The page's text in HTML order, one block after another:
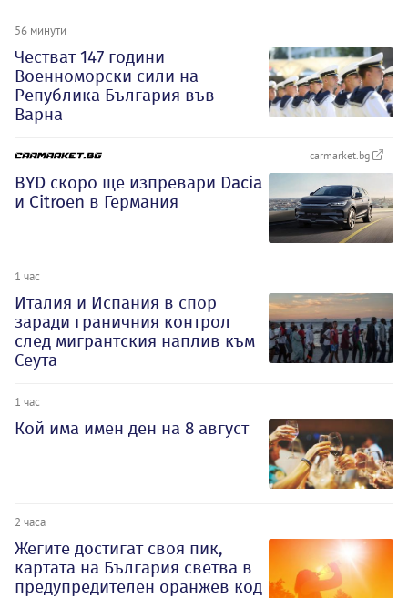
56 минути
Честват 147 години
Военноморски сили на
Република България във
Варна
carmarket.bg
BYD скоро ще изпревари Dacia
и Citroеn в Германия
1 час
Италия и Испания в спор
заради граничния контрол
след мигрантския наплив към
Сеута
1 час
Кой има имен ден на 8 август
2 часа
Жегите достигат своя пик,
картата на България светва в
предупредителен оранжев код